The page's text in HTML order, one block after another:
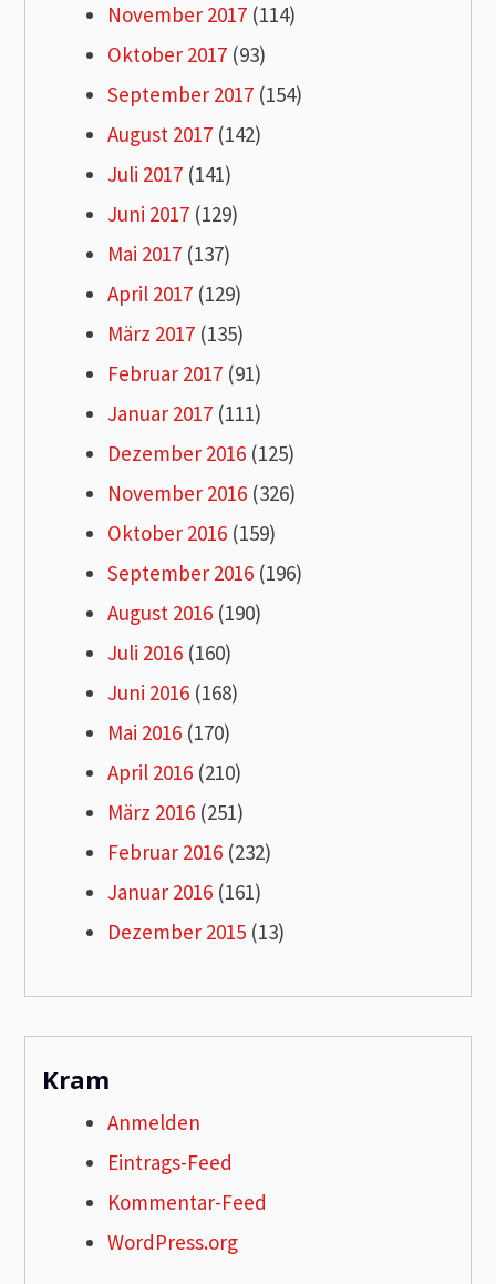
November 2017 (114)
Oktober 2017 (93)
September 2017 (154)
August 2017 (142)
Juli 2017 (141)
Juni 2017 (129)
Mai 2017 (137)
April 2017 (129)
März 2017 (135)
Februar 2017 (91)
Januar 2017 (111)
Dezember 2016 (125)
November 2016 (326)
Oktober 2016 (159)
September 2016 (196)
August 2016 (190)
Juli 2016 (160)
Juni 2016 (168)
Mai 2016 (170)
April 2016 (210)
März 2016 (251)
Februar 2016 (232)
Januar 2016 (161)
Dezember 2015 (13)
Kram
Anmelden
Eintrags-Feed
Kommentar-Feed
WordPress.org